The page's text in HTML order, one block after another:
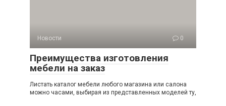
Новости 0
Преимущества изготовления
мебели на заказ
Листать каталог мебели любого магазина или салона
можно часами, выбирая из представленных моделей ту,